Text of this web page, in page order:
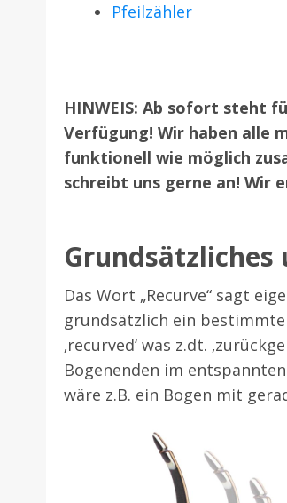
Pfeilzähler
HINWEIS: Ab sofort steht
Verfügung! Wir haben alle
funktionell wie möglich
schreibt uns gerne an! Wir
Das Wort „Recurve“ sagt
grundsätzlich ein
‚recurved‘ was z.dt.
Bogenenden im
wäre z.B. ein Bogen mit